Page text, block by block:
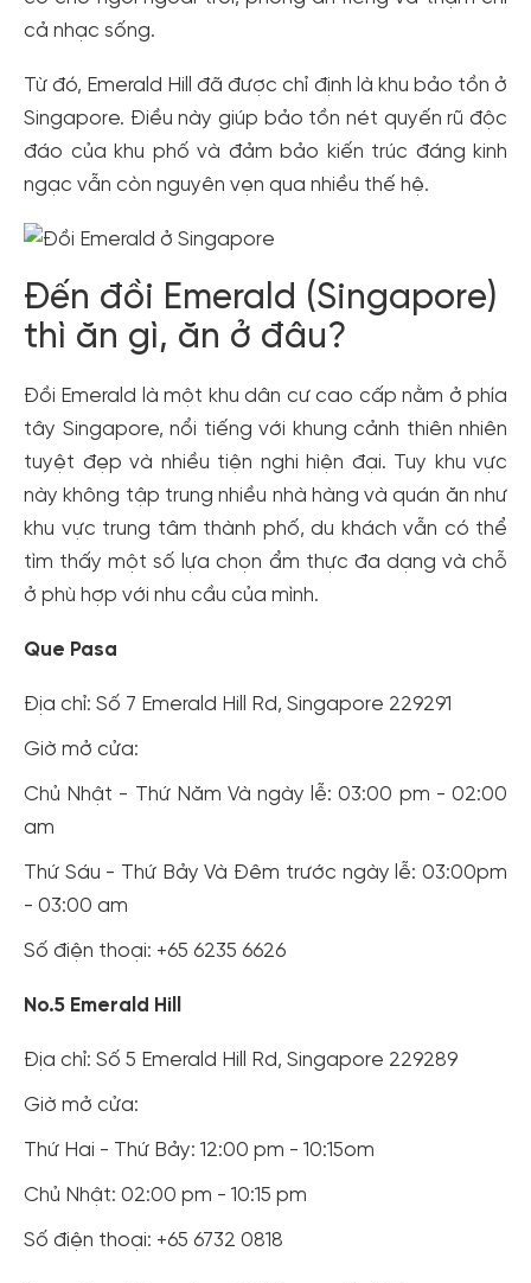
cả nhạc sống.
Từ đó, Emerald Hill đã được chỉ định là khu bảo tồn ở
Singapore. Điều này giúp bảo tồn nét quyến rũ độc
đáo của khu phố và đảm bảo kiến ​​trúc đáng kinh
ngạc vẫn còn nguyên vẹn qua nhiều thế hệ.
Đến đồi Emerald (Singapore)
thì ăn gì, ăn ở đâu?
Đồi Emerald là một khu dân cư cao cấp nằm ở phía
tây Singapore, nổi tiếng với khung cảnh thiên nhiên
tuyệt đẹp và nhiều tiện nghi hiện đại. Tuy khu vực
này không tập trung nhiều nhà hàng và quán ăn như
khu vực trung tâm thành phố, du khách vẫn có thể
tìm thấy một số lựa chọn ẩm thực đa dạng và chỗ
ở phù hợp với nhu cầu của mình.
Que Pasa
Địa chỉ: Số 7 Emerald Hill Rd, Singapore 229291
Giờ mở cửa:
Chủ Nhật - Thứ Năm Và ngày lễ: 03:00 pm - 02:00
am
Thứ Sáu - Thứ Bảy Và Đêm trước ngày lễ: 03:00pm
- 03:00 am
Số điện thoại: +65 6235 6626
No.5 Emerald Hill
Địa chỉ: Số 5 Emerald Hill Rd, Singapore 229289
Giờ mở cửa:
Thứ Hai - Thứ Bảy: 12:00 pm - 10:15om
Chủ Nhật: 02:00 pm - 10:15 pm
Số điện thoại: +65 6732 0818
Hoặc đăng nhập bằng
Đăng nhập Facebook
Đăng nhập Google